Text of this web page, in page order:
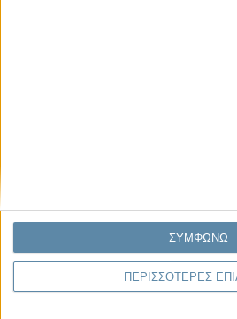
ΠΕΡΙΣΣΟΤΕΡΕΣ
ΣΥΜΦΩΝΩ
Να αφήνεις τους ανθρώπους